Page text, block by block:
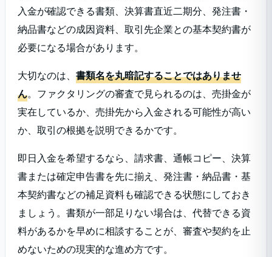
入金が確認できる書類、決算書直近二期分、発注書・
納品書などの成因資料、取引先企業との基本契約書が
必要になる場合があります。
大切なのは、 書類名を丸暗記することではありませ
ん。ファクタリングの審査で見られるのは、売掛金が
実在しているか、売掛先から入金される可能性が高い
か、取引の根拠を説明できるかです。
即日入金を希望するなら、請求書、通帳コピー、決算
書または確定申告書を先に揃え、発注書・納品書・基
本契約書などの補足資料も確認できる状態にしておき
ましょう。書類が一部足りない場合は、代替できる資
料があるかを早めに相談することが、審査や契約を止
めないための現実的な進め方です。